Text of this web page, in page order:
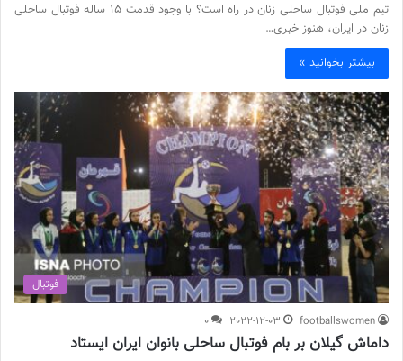
تیم ملی فوتبال ساحلی زنان در راه است؟ با وجود قدمت 15 ساله فوتبال ساحلی
زنان در ایران، هنوز خبری…
بیشتر بخوانید »
فوتبال
footballswomen
2022-12-03
0
داماش گیلان بر بام فوتبال ساحلی بانوان ایران ایستاد